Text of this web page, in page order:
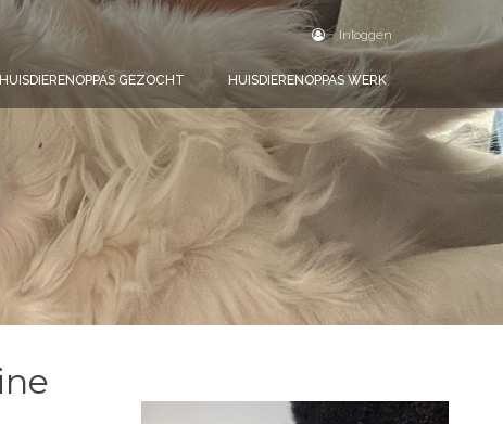
Inloggen
HUISDIERENOPPAS GEZOCHT HUISDIERENOPPAS WERK